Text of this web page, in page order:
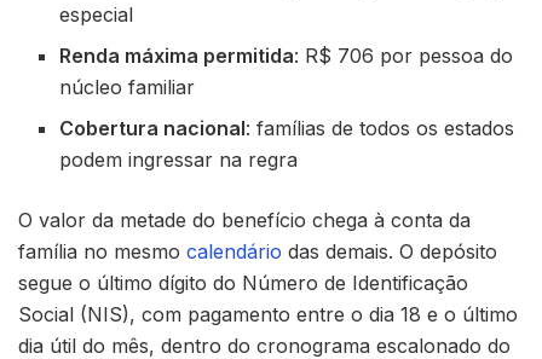
especial
Renda máxima permitida: R$ 706 por pessoa do
núcleo familiar
Cobertura nacional: famílias de todos os estados
podem ingressar na regra
O valor da metade do benefício chega à conta da
família no mesmo calendário das demais. O depósito
segue o último dígito do Número de Identificação
Social (NIS), com pagamento entre o dia 18 e o último
dia útil do mês, dentro do cronograma escalonado do